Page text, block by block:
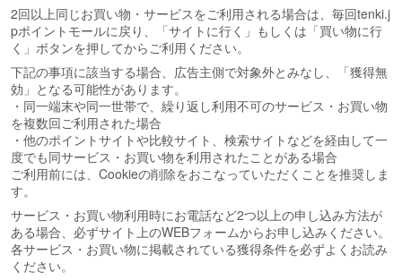
2回以上同じお買い物・サービスをご利用される場合は、毎回tenki.j
pポイントモールに戻り、「サイトに行く」もしくは「買い物に行
く」ボタンを押してからご利用ください。
下記の事項に該当する場合、広告主側で対象外とみなし、「獲得無
効」となる可能性があります。
・同一端末や同一世帯で、繰り返し利用不可のサービス・お買い物
を複数回ご利用された場合
・他のポイントサイトや比較サイト、検索サイトなどを経由して一
度でも同サービス・お買い物を利用されたことがある場合
ご利用前には、Cookieの削除をおこなっていただくことを推奨しま
す。
サービス・お買い物利用時にお電話など2つ以上の申し込み方法が
ある場合、必ずサイト上のWEBフォームからお申し込みください。
各サービス・お買い物に掲載されている獲得条件を必ずよくお読み
ください。